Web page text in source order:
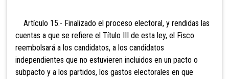
Artículo 15.- Finalizado el proceso electoral, y rendidas las
cuentas a que se refiere el Título III de esta ley, el Fisco
reembolsará a los candidatos, a los candidatos
independientes que no estuvieren incluidos en un pacto o
subpacto y a los partidos, los gastos electorales en que